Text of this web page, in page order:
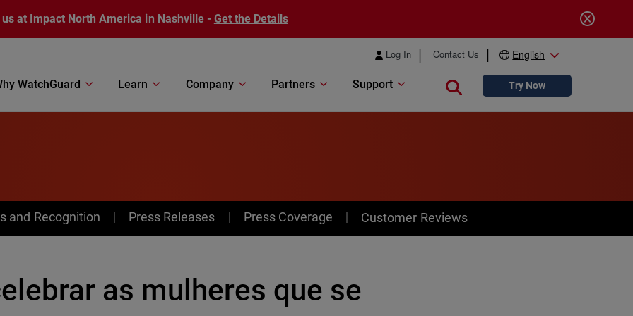
at Impact North America in Nashville - Get the Details
Log In Contact Us English
WatchGuard Learn Company Partners Support Close searchTry Now
and Recognition Press Releases Press Coverage Customer Reviews
as mulheres que se